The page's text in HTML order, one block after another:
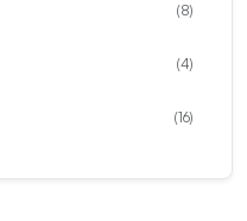
(8)
(4)
(16)